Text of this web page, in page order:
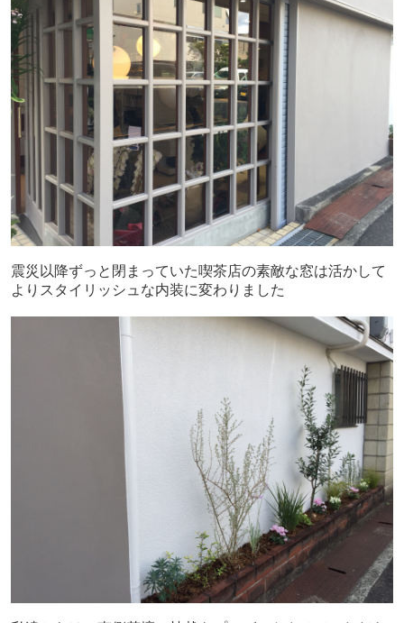
震災以降ずっと閉まっていた喫茶店の素敵な窓は活かして
よりスタイリッシュな内装に変わりました